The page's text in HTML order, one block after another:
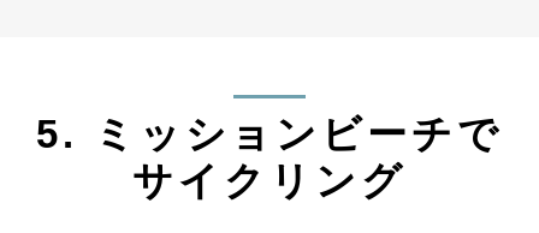
5. ミッションビーチで
サイクリング